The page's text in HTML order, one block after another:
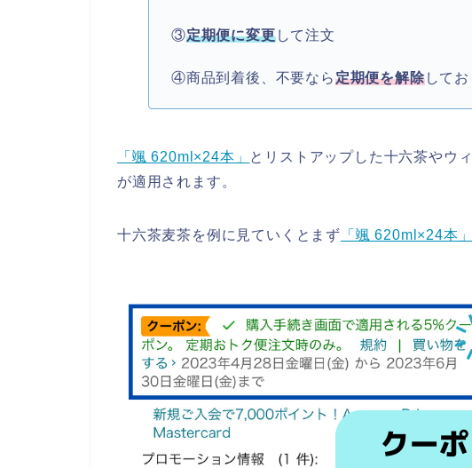
③定期便に変更して注文
④商品到着後、不要なら定期便を解除してお
「颯 620ml×24本」 とリストアップした十六茶やウ
が適用されます。
十六茶麦茶を例に見ていくとまず 「颯 620ml×24本」